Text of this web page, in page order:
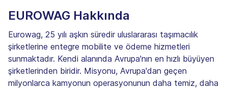
EUROWAG Hakkında
Eurowag, 25 yılı aşkın süredir uluslararası taşımacılık
şirketlerine entegre mobilite ve ödeme hizmetleri
sunmaktadır. Kendi alanında Avrupa'nın en hızlı büyüyen
şirketlerinden biridir. Misyonu, Avrupa'dan geçen
milyonlarca kamyonun operasyonunun daha temiz, daha